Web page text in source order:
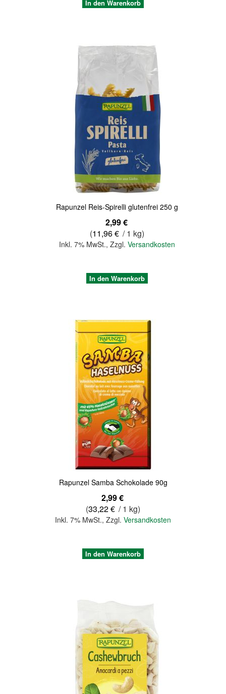
In den Warenkorb
Rapunzel Reis-Spirelli glutenfrei 250 g
2,99 €
(11,96 € / 1 kg)
Inkl. 7% MwSt.,Zzgl.Versandkosten
In den Warenkorb
Rapunzel Samba Schokolade 90g
2,99 €
(33,22 € / 1 kg)
Inkl. 7% MwSt., Zzgl. Versandkosten
In den Warenkorb